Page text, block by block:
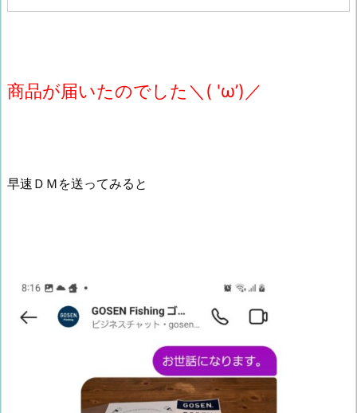
商品が届いたのでした＼( 'ω’)／
早速ＤＭを送ってみると